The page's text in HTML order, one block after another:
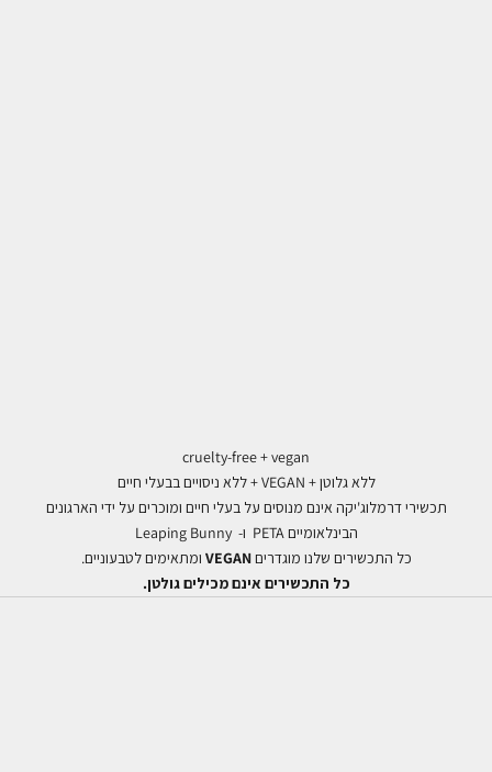
cruelty-free + vegan
ללא גלוטן + VEGAN + ללא ניסויים בבעלי חיים
תכשירי דרמלוג'יקה אינם מנוסים על בעלי חיים ומוכרים על ידי הארגונים
הבינלאומיים PETA ו- Leaping Bunny
כל התכשירים שלנו מוגדריםVEGAN ומתאימים לטבעוניים.
כל התכשירים אינם מכילים גולטן.